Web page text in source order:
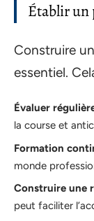
Établir un
Construire
essentiel.
Évaluer
la course et
Formation
monde
Construire une
peut faciliter